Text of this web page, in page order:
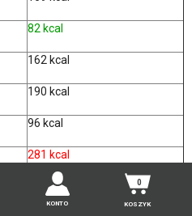
KONTO
0
KOSZYK
82 kcal
162 kcal
190 kcal
96 kcal
281 kcal
mniej kaloryczne
niż drób,
kalorii zawierają mintaj, dorsz,